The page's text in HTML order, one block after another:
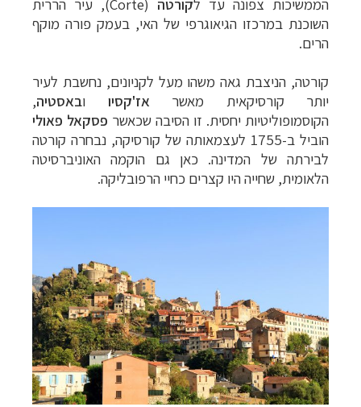
השוכנת במרכזו הגיאוגרפי של האי, בעמק פורה מוקף
הרים.
קורטה, הניצבת גאה משהו מעל לקניונים, נחשבת לעיר
יותר קורסיקאית מאשר אז'קסיו ובאסטיה,
הקוסמופוליטיות יחסית. זו הסיבה שכאשר פסקאל פאולי
הוביל ב-1755 לעצמאותה של קורסיקה, נבחרה קורטה
לבירתה של המדינה. כאן גם הוקמה האוניברסיטה
הלאומית, שחייה היו קצרים כחיי הרפובליקה.